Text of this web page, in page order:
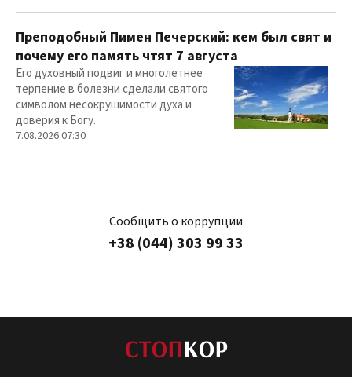
Преподобный Пимен Печерский: кем был свят и
почему его память чтят 7 августа
Его духовный подвиг и многолетнее
терпение в болезни сделали святого
символом несокрушимости духа и
доверия к Богу.
7.08.2026 07:30
Сообщить о коррупции
+38 (044) 303 99 33